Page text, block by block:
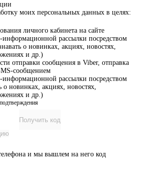
моих персональных данных в целях:
личного кабинета на сайте
информационной рассылки посредством
о новинках, акциях, новостях,
и др.)
отправки сообщения в Viber, отправка
сообщением
информационной рассылки посредством
о новинках, акциях, новостях,
и др.)
Получить код
и мы вышлем на него код